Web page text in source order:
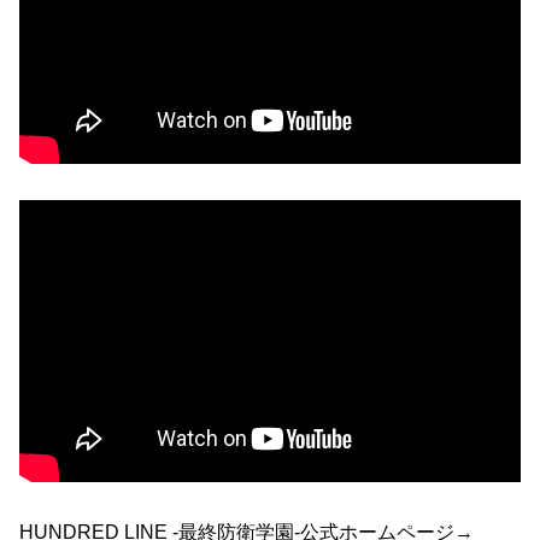
HUNDRED LINE -最終防衛学園-公式ホームページ→